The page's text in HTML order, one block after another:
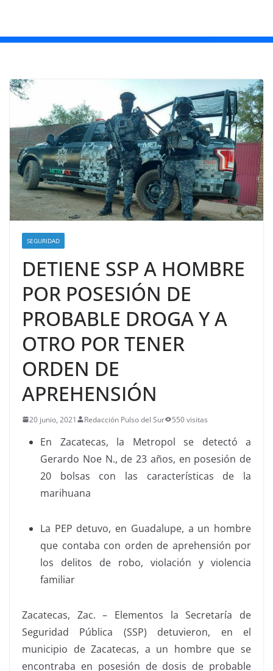
SEGURIDAD
DETIENE SSP A HOMBRE
POR POSESIÓN DE
PROBABLE DROGA Y A
OTRO POR TENER
ORDEN DE
APREHENSIÓN
20 junio, 2021 Redacción Pulso del Sur 550 visitas
En Zacatecas, la Metropol se detectó a
Gerardo Noe N., de 23 años, en posesión de
20 bolsas con las características de la
marihuana
La PEP detuvo, en Guadalupe, a un hombre
que contaba con orden de aprehensión por
los delitos de robo, violación y violencia
familiar
Zacatecas, Zac. – Elementos la Secretaría de
Seguridad Pública (SSP) detuvieron, en el
municipio de Zacatecas, a un hombre que se
encontraba en posesión de dosis de probable